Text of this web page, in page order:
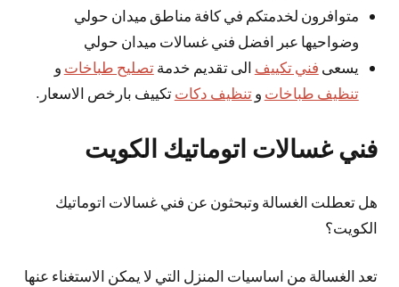
متوافرون لخدمتكم في كافة مناطق ميدان حولي
وضواحيها عبر افضل فني غسالات ميدان حولي
يسعى فني تكييف الى تقديم خدمةتصليح طباخات و
تنظيف طباخات وتنظيف دكات تكييف بارخص الاسعار.
فني غسالات اتوماتيك الكويت
هل تعطلت الغسالة وتبحثون عن فني غسالات اتوماتيك
الكويت؟
تعد الغسالة من اساسيات المنزل التي لا يمكن الاستغناء عنها